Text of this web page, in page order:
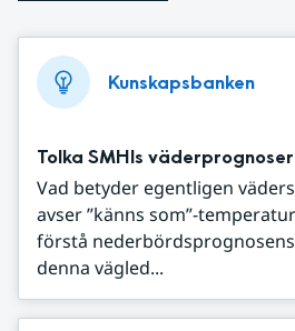
Kunskapsbanken
Tolka SMHIs väderprognoser
Vad betyder egentligen
avser ”känns som”-
förstå
denna vägled...